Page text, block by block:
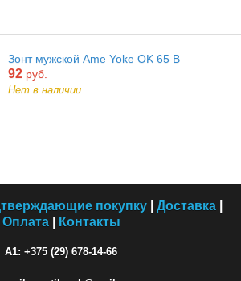
Зонт мужской Ame Yoke OK 65 B
92 руб.
Нет в наличии
покупку| Доставка|
Оплата| Контакты
A1: +375 (29) 678-14-66